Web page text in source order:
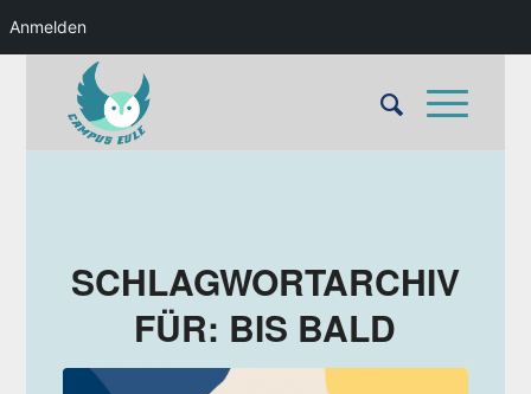
Anmelden
SCHLAGWORTARCHIV
FÜR: BIS BALD